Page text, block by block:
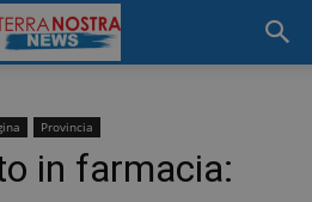
Provincia
in farmacia: